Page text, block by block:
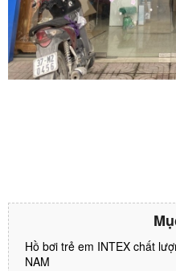
Hồ bơi trẻ em INTEX chất
NAM